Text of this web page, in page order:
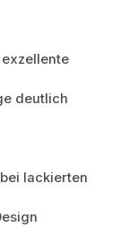
deutlich
lackierten